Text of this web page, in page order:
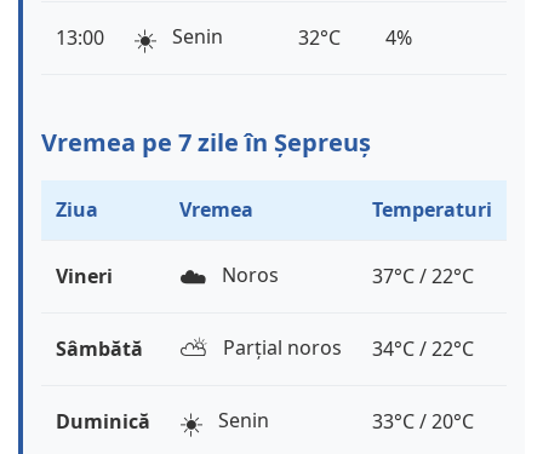
13:00 ☀️ Senin 32°C 4%
Vremea pe 7 zile în Șepreuș
Ziua Vremea Temperaturi
Vineri ☁️ Noros 37°C / 22°C
Sâmbătă ⛅️ Parțial noros 34°C / 22°C
Duminică ☀️ Senin 33°C / 20°C